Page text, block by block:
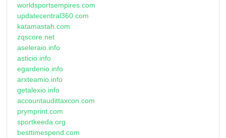
worldsportsempires.com
updatecentral360.com
katamastah.com
zqscore.net
aseleraio.info
asticio.info
egardenio.info
arxteamio.info
getalexio.info
accountaudittaxcon.com
prymprint.com
sportkeeda.org
besttimespend.com